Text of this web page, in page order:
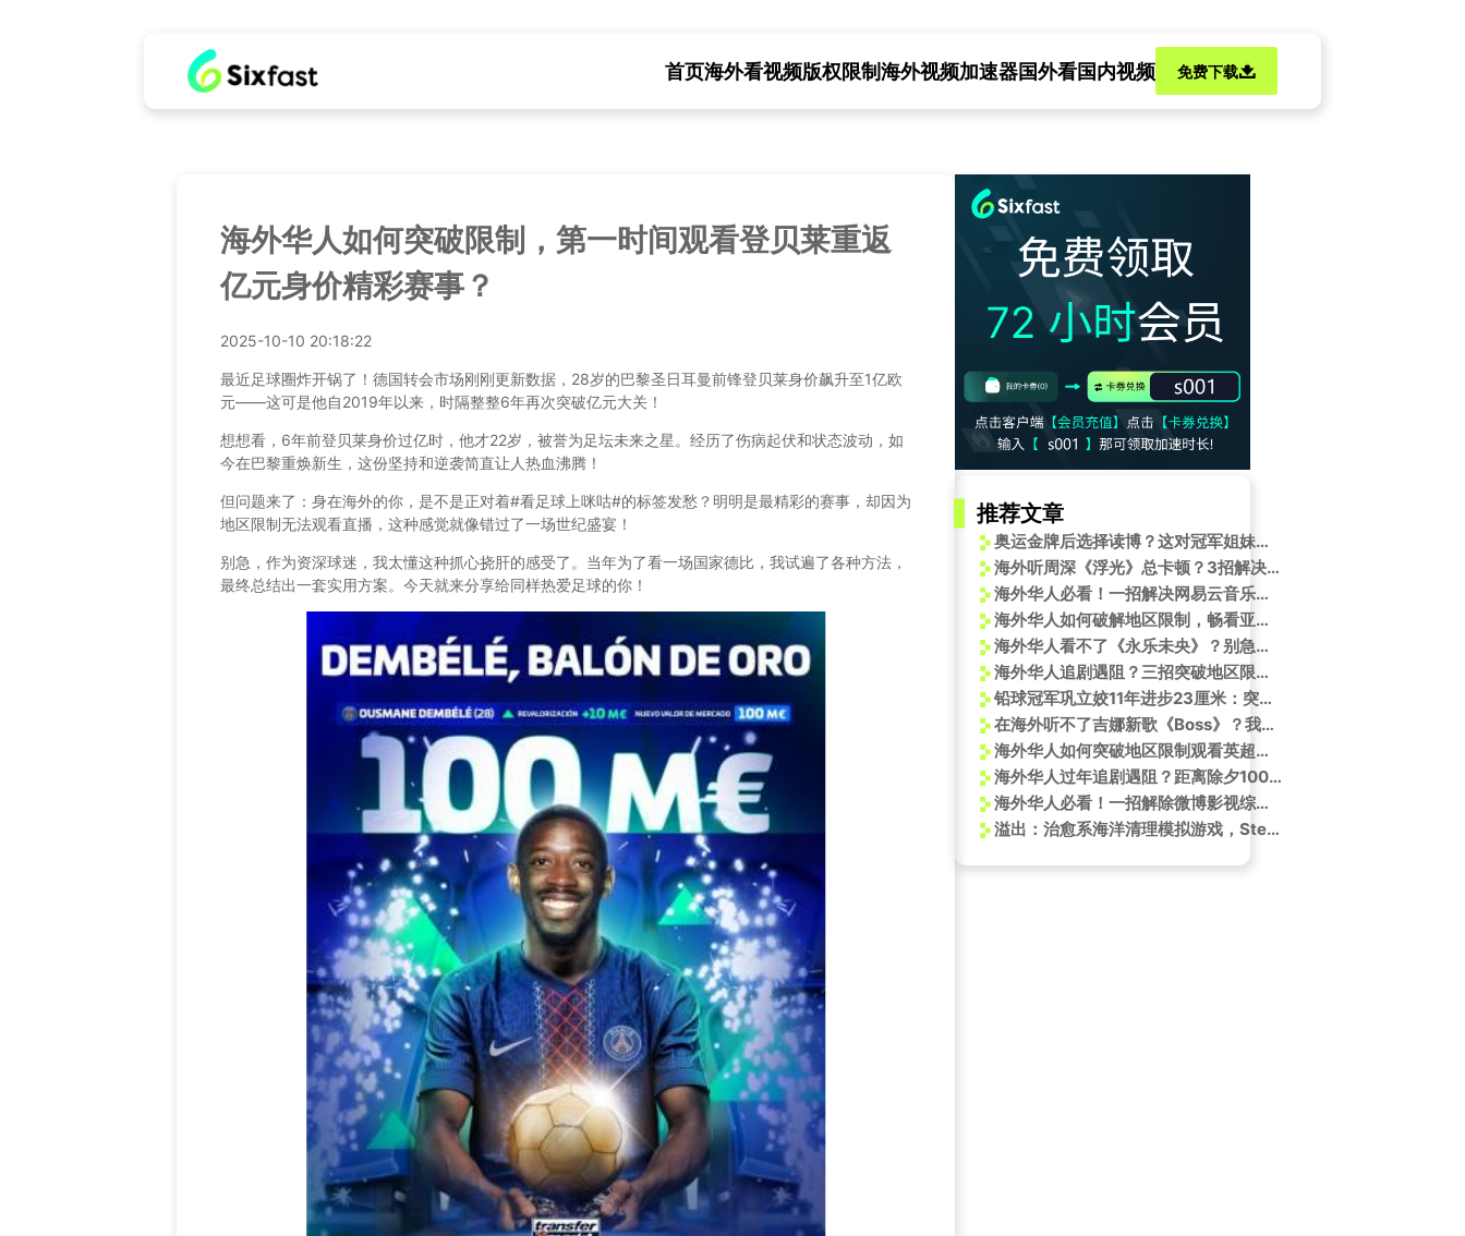
首页海外看视频版权限制海外视频加速器国外看国内视频 免费下载
海外华人如何突破限制，第一时间观看登贝莱重返
亿元身价精彩赛事？
2025-10-10 20:18:22
最近足球圈炸开锅了！德国转会市场刚刚更新数据，28岁的巴黎圣日耳曼前锋登贝莱身价飙升至1亿欧
元——这可是他自2019年以来，时隔整整6年再次突破亿元大关！
想想看，6年前登贝莱身价过亿时，他才22岁，被誉为足坛未来之星。经历了伤病起伏和状态波动，如
今在巴黎重焕新生，这份坚持和逆袭简直让人热血沸腾！
但问题来了：身在海外的你，是不是正对着#看足球上咪咕#的标签发愁？明明是最精彩的赛事，却因为
地区限制无法观看直播，这种感觉就像错过了一场世纪盛宴！
别急，作为资深球迷，我太懂这种抓心挠肝的感受了。当年为了看一场国家德比，我试遍了各种方法，
最终总结出一套实用方案。今天就来分享给同样热爱足球的你！
推荐文章
奥运金牌后选择读博？这对冠军姐妹的求学之路太励志了！
海外听周深《浮光》总卡顿？3招解决网易云音乐地区限制，告别加载失败！
海外华人必看！一招解决网易云音乐地区限制，轻松收听MONSTA X新歌
海外华人如何破解地区限制，畅看亚锦赛中日男团史诗级对决？
海外华人看不了《永乐未央》？别急，手把手教你解锁国内文化盛宴
海外华人追剧遇阻？三招突破地区限制，畅享国内影视综艺无压力
铅球冠军巩立姣11年进步23厘米：突破极限的秘诀原来在这里！
在海外听不了吉娜新歌《Boss》？我试了3招搞定汽水音乐限制
海外华人如何突破地区限制观看英超赛事？咪咕独家直播曼城vs利物浦全解析
海外华人过年追剧遇阻？距离除夕100天倒计时，这些地区限制问题正在困扰游子
海外华人必看！一招解除微博影视综艺地区限制，永劫无间精彩视频不再卡顿
溢出：治愈系海洋清理模拟游戏，Steam好评发售中！